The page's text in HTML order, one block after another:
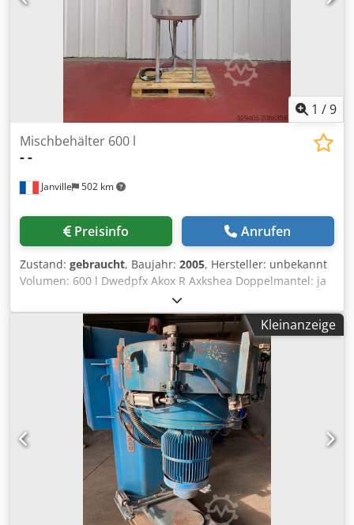
1 /9
Janville 502 km
Mischbehälter 600 l
--
Preisinfo Anrufen
Zustand: gebraucht, Baujahr: 2005, Hersteller: unbekannt
Volumen: 600 l Dwedpfx Akox R Axkshea Doppelmantel: ja
Rührwerk: ja Motor: Stober Leistung: 0,25 kW Baujahr:
2005
Kleinanzeige